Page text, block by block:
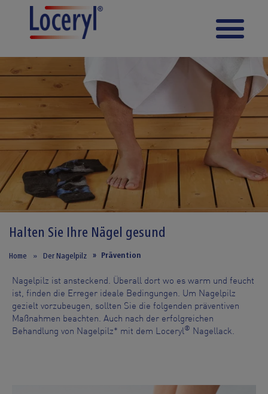
Direkt zum Inhalt
Halten Sie Ihre Nägel gesund
Home Der Nagelpilz Prävention
Nagelpilz ist ansteckend. Überall dort wo es warm und feucht
ist, finden die Erreger ideale Bedingungen. Um Nagelpilz
gezielt vorzubeugen, sollten Sie die folgenden präventiven
Maßnahmen beachten. Auch nach der erfolgreichen
Behandlung von Nagelpilz* mit dem Loceryl® Nagellack.